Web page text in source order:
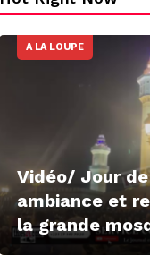
A LA LOUPE
Vidéo/ Jour
ambiance et
la grande